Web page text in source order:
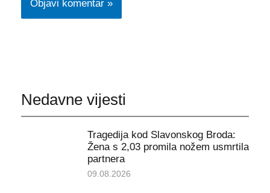
Nedavne vijesti
Tragedija kod Slavonskog Broda:
Žena s 2,03 promila nožem usmrtila
partnera
09.08.2026